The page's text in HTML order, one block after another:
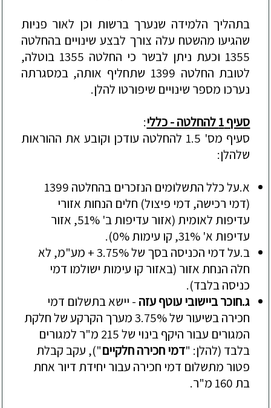
בתהליך הלמידה שנערך ברשות וכן לאור פניות
שהגיעו מהשטח עלה צורך לבצע שינויים בהחלטה
1355 וכעת ניתן לבשר כי החלטה 1355 בוטלה,
לטובת החלטה 1399 שתחליף אותה, במסגרתה
נערכו מספר שינויים שיפורטו להלן.
סעיף 1 להחלטה - כללי
:
סעיף מס' 1.5 להחלטה עודכן וקובע את ההוראות
שלהלן:
א.על כלל התשלומים הנזכרים בהחלטה 1399
(דמי רכישה, דמי פיצול) חלים הנחות אזורי
עדיפות לאומית (אזור עדיפות ב' 51%, אזור
עדיפות א' 31%, קו עימות 0%).
ב.
על דמי הכניסה בסך של 3.75% + מע"מ, לא
חלה הנחת אזור (באזור קו עימות ישולמו דמי
כניסה בלבד).
ג.חוכר ביישובי עוטף עזה - יישא בתשלום דמי
חכירה בשיעור של 3.75% מערך הקרקע
של חלקת
המגורים עבור היקף בינוי של 215 מ"ר למגורים
בלבד (להלן:
"דמי חכירה חלקיים"), עקב קבלת
פטור מתשלום דמי חכירה עבור יחידת דיור אחת
בת 160 מ"ר.